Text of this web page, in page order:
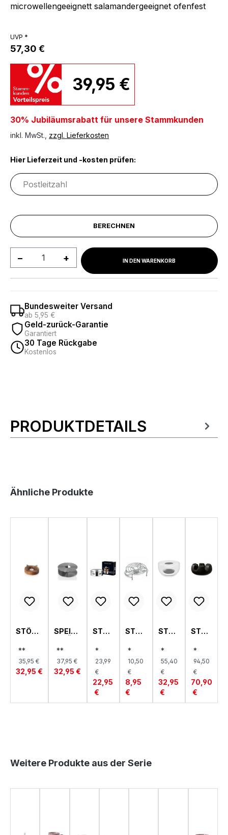
microwellengeeignett salamandergeeignet ofenfest
UVP *
57,30 €
39,95 €
30% Jubiläumsrabatt für unsere Stammkunden
inkl. MwSt., zzgl. Lieferkosten
Hier Lieferzeit und -kosten prüfen:
BERECHNEN
Produkt Anzahl: Gib denIN DEN WARENKORB
Bundesweiter Versand
ab 5,95 €
Geld-zurück-Garantie
Garantiert
30 Tage Rückgabe
Kostenlos
Produktinformationen
PRODUKTDETAILS
Produktgalerie überspringen
Ähnliche Produkte
STÖVC
UND
NWÄR
MER,
**
35,95 €
32,95 €
SPEISE
MER
STÖVC
HEN,
**
37,95 €
32,95 €
STÖV
,
MIN
*
23,99
€
22,95
€
STÖV
,
UL
*
10,50
€
8,95
€
STÖV
DO/LI
ANE
*
55,40
€
32,95
€
STÖV
TY
*
94,50
€
70,90
€
Produktgalerie überspringen
Weitere Produkte aus der Serie